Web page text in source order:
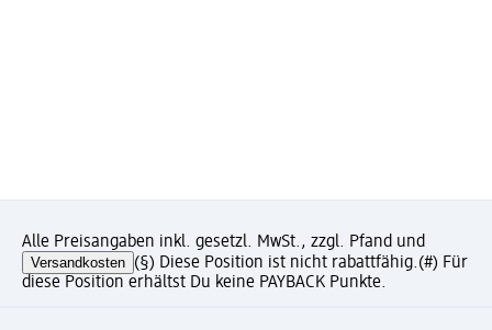
Alle Preisangaben inkl. gesetzl. MwSt., zzgl. Pfand und
Versandkosten (§) Diese Position ist nicht rabattfähig.(#) Für
diese Position erhältst Du keine PAYBACK Punkte.